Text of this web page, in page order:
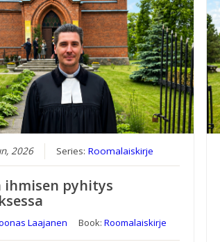
2026 Series: Roomalaiskirje
ihmisen pyhitys
Laajanen Book: Roomalaiskirje